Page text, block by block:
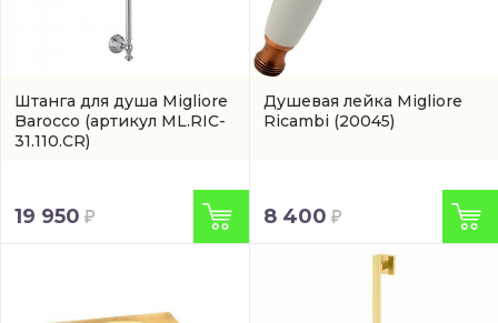
Штанга для душа Migliore
Barocco (артикул ML.RIC-
31.110.CR)
19 950
Душевая лейка Migliore
Ricambi (20045)
8 400